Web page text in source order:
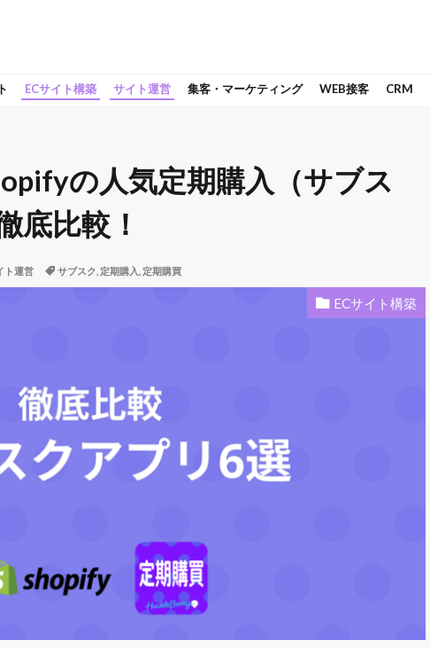
ECサイト構築 サイト運営 集客・マーケティング WEB接客 CRM
の人気定期購入（サブス
底比較！
ト運営 サブスク 定期購入 定期購買
ECサイト構築